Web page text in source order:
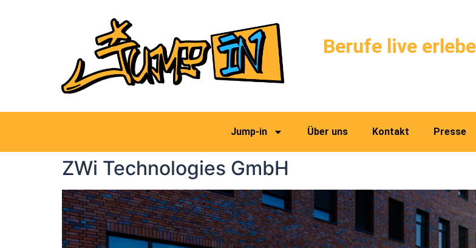
Berufe live
Jump-in Über uns Kontakt Presse
ZWi Technologies GmbH